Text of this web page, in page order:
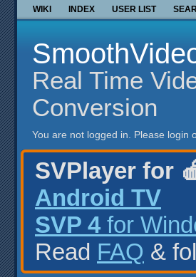
WIKI INDEX USER LIST
Real Time
Conversion
You are not logged in. Please login
SVPlayer for
Android TV
SVP 4 for
Read FAQ &